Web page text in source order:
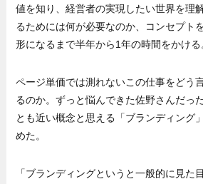
値を知り、経営者の実現したい世界を理
るためには何が必要なのか、コンセプト
形になるまで半年から1年の時間をかける
ページ単価では測れないこの仕事をどう
るのか。ずっと悩んできた佐野さんだっ
とも近い概念と思える「ブランディング
めた。
「ブランディングというと一般的に見た